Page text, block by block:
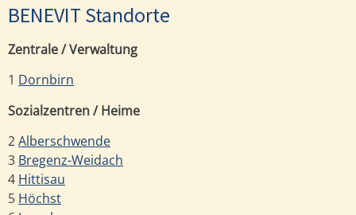
BENEVIT Standorte
Zentrale / Verwaltung
1 Dornbirn
Sozialzentren / Heime
2Alberschwende
3 Bregenz-Weidach
4 Hittisau
5 Höchst